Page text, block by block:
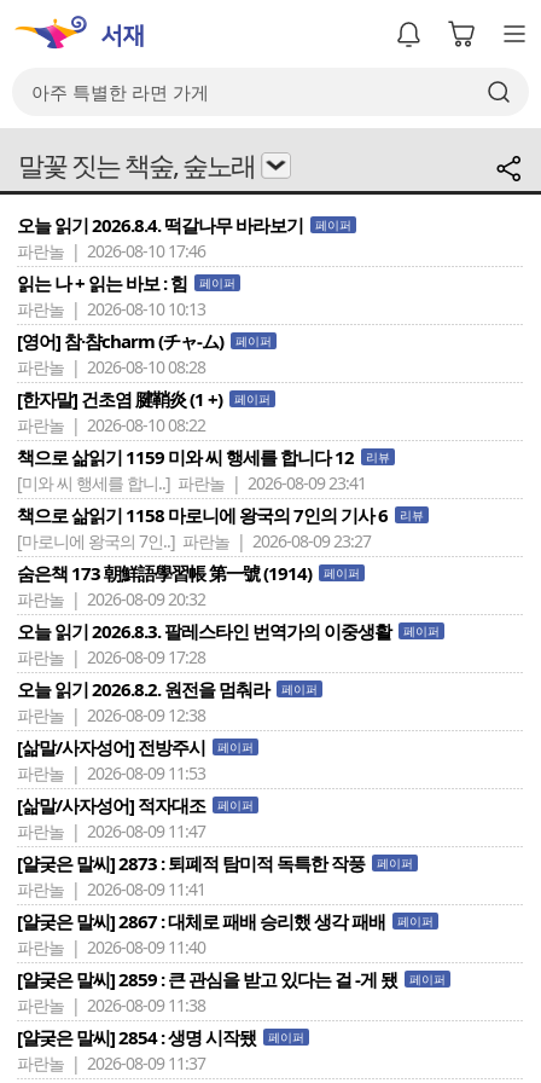
말꽃 짓는 책숲, 숲노래
오늘 읽기 2026.8.4. 떡갈나무 바라보기 페이퍼
파란놀 | 2026-08-10 17:46
읽는 나 + 읽는 바보 : 힘 페이퍼
파란놀 | 2026-08-10 10:13
[영어] 참·챰charm (チャ-ム) 페이퍼
파란놀 | 2026-08-10 08:28
[한자말] 건초염 腱鞘炎 (1 +) 페이퍼
파란놀 | 2026-08-10 08:22
책으로 삶읽기 1159 미와 씨 행세를 합니다 12 리뷰
[미와 씨 행세를 합니..] 파란놀 | 2026-08-09 23:41
책으로 삶읽기 1158 마로니에 왕국의 7인의 기사 6 리뷰
[마로니에 왕국의 7인..] 파란놀 | 2026-08-09 23:27
숨은책 173 朝鮮語學習帳 第一號 (1914) 페이퍼
파란놀 | 2026-08-09 20:32
오늘 읽기 2026.8.3. 팔레스타인 번역가의 이중생활 페이퍼
파란놀 | 2026-08-09 17:28
오늘 읽기 2026.8.2. 원전을 멈춰라 페이퍼
파란놀 | 2026-08-09 12:38
[삶말/사자성어] 전방주시 페이퍼
파란놀 | 2026-08-09 11:53
[삶말/사자성어] 적자대조 페이퍼
파란놀 | 2026-08-09 11:47
[얄궂은 말씨] 2873 : 퇴폐적 탐미적 독특한 작풍 페이퍼
파란놀 | 2026-08-09 11:41
[얄궂은 말씨] 2867 : 대체로 패배 승리했 생각 패배 페이퍼
파란놀 | 2026-08-09 11:40
[얄궂은 말씨] 2859 : 큰 관심을 받고 있다는 걸 -게 됐 페이퍼
파란놀 | 2026-08-09 11:38
[얄궂은 말씨] 2854 : 생명 시작됐 페이퍼
파란놀 | 2026-08-09 11:37